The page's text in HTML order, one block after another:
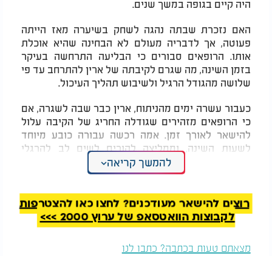
היה קיים בגופה במשך שנים.
האם נזכרת שבתה נהגה לשחק בשיערה מאז הייתה
פעוטה, אך לדבריה מעולם לא הבחינה שהיא אוכלת
אותו. הרופאים סבורים כי הבליעה התרחשה בעיקר
בזמן השינה, מה שגרם לקיבתה של ארין להתרחב עד פי
שלושה מהגודל הרגיל ולשיבוש תהליך העיכול.
כעבור עשרה ימים מהניתוח, ארין כבר שבה לשגרה, אם
כי הרופאים מזהירים שגודלה החריג של הקיבה עלול
להישאר לאורך זמן. אמה רכשה עבורה כובע מיוחד
לשעות השינה, וממליצה להורים לשים לב להרגלי
השיער של ילדיהם. לדבריה, במצבים חמורים ניתן
להיעזר גם באמצעים כמו צעצועי פידג’ט או טיפול
דומה.
להמשך קריאה
רוצים להישאר מעודכנים? לחצו כאן להצטרפות
לקבוצות הוואטסאפ של ערוץ 2000 >>>
מצאתם טעות בכתבה? כתבו לנו